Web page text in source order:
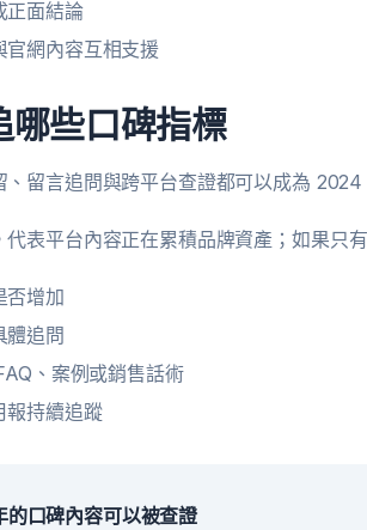
正面結論
官網內容互相支援
哪些口碑指標
、留言追問與跨平台查證都可以成為
表平台內容正在累積品牌資產；如果只
否增加
體追問
、案例或銷售話術
報持續追蹤
的口碑內容可以被查證